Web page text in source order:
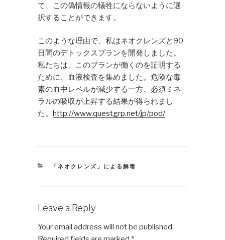
て、この偽情報の犠牲にならないように選
択することができます。
このような理由で、私はネオクレンズと90
日間のデトックスプランを開発しました。
私たちは、このプランが働くのを証明する
ために、血液検査を集めました。危険な毒
素の血中レベルが減少する一方、必須ミネ
ラルの吸収が上昇する結果が得られまし
た。 http://www.questgrp.net/jp/pod/
CATEGORIES
「ネオクレンズ」による解毒
Leave a Reply
Your email address will not be published.